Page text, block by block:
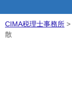
CIMA税理士事務所 >
散